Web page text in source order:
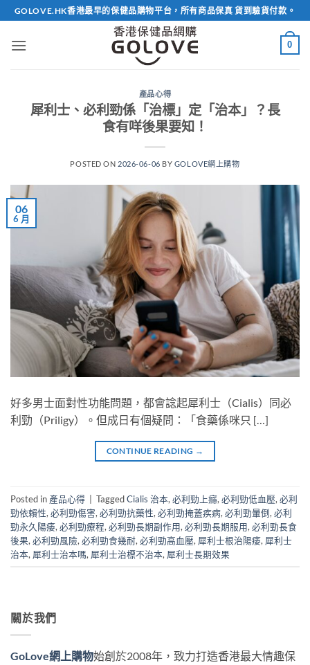
Skip
to
content
GOLOVE.HK香港最早的保健品購物平台，所有商品保真 貨到驗貨付款。
0
產品心得
犀利士、必利勁係「治標」定「治本」？長
食有咩後果要知！
POSTED ON 2026-06-06 BY GOLOVE網上購物
06
6 月
好多男士面對性功能問題，都會諗起犀利士（Cialis）同必
利勁（Priligy）。但成日有個疑問：「食藥係咪只 […]
CONTINUE READING →
Posted in 產品心得 TaggedCialis 治本, 必利勁上癮, 必利勁低血壓, 必利
勁依賴性, 必利勁傷害, 必利勁抗藥性, 必利勁掩蓋疾病, 必利勁暈倒, 必利
勁永久陽痿, 必利勁療程, 必利勁長期副作用, 必利勁長期服用, 必利勁長食
後果, 必利勁風險, 必利勁食幾耐, 必利勁高血壓, 犀利士根治陽痿, 犀利士
治本, 犀利士治本嗎, 犀利士治標不治本, 犀利士長期效果
關於我們
GoLove網上購物始創於2008年，致力打造香港最大情趣保